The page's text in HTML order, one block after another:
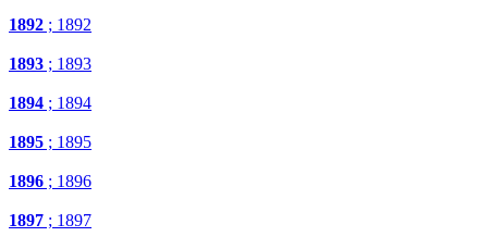
1892 ; 1892
1893 ; 1893
1894 ; 1894
1895 ; 1895
1896 ; 1896
1897 ; 1897